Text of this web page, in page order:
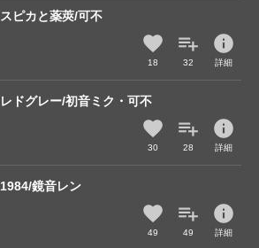
スピカと薬莢/可不
18 32
info
詳細
レドグレー/初音ミク・可不
30 28
info
詳細
1984/鏡音レン
49 49
info
詳細